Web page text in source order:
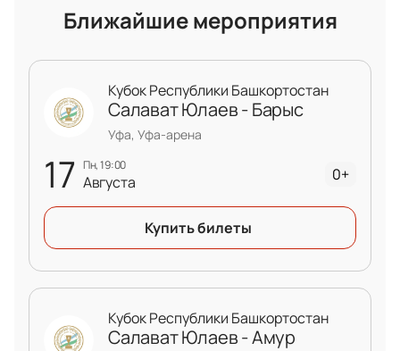
Ближайшие мероприятия
17 пн, 19:00
Августа
Кубок Республики Башкортостан
Салават Юлаев - Барыс
Уфа, Уфа-арена
0+
Купить билеты
Кубок Республики Башкортостан
Салават Юлаев - Амур